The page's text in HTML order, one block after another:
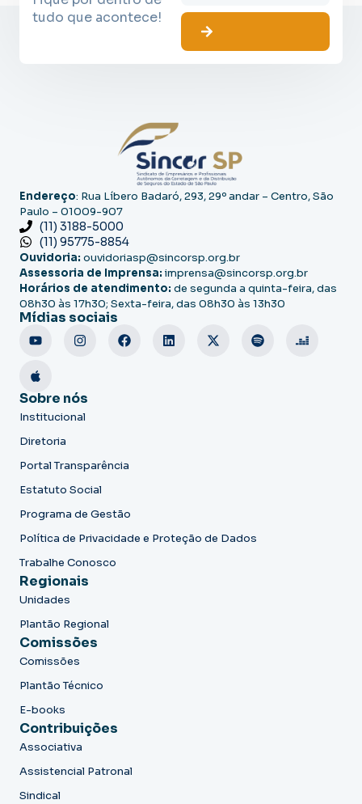
tudo que acontece!
Endereço: Rua Líbero Badaró, 293, 29º andar – Centro, São
Paulo – 01009-907
(11) 3188-5000
(11) 95775-8854
Ouvidoria: ouvidoriasp@sincorsp.org.br
Assessoria de Imprensa: imprensa@sincorsp.org.br
Horários de atendimento: de segunda a quinta-feira, das
08h30 às 17h30; Sexta-feira, das 08h30 às 13h30
Mídias sociais
Sobre nós
Institucional
Diretoria
Portal Transparência
Estatuto Social
Programa de Gestão
Política de Privacidade e Proteção de Dados
Trabalhe Conosco
Regionais
Unidades
Plantão Regional
Comissões
Comissões
Plantão Técnico
E-books
Contribuições
Associativa
Assistencial Patronal
Sindical